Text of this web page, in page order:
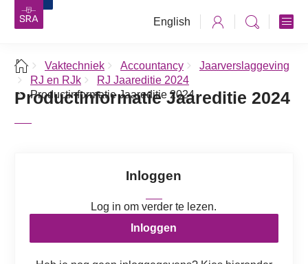
English
Vaktechniek Accountancy
Jaarverslaggeving
RJ en RJk
RJ Jaareditie 2024
Productinformatie Jaareditie 2024
Productinformatie Jaareditie 2024
Inloggen
Log in om verder te lezen.
Inloggen